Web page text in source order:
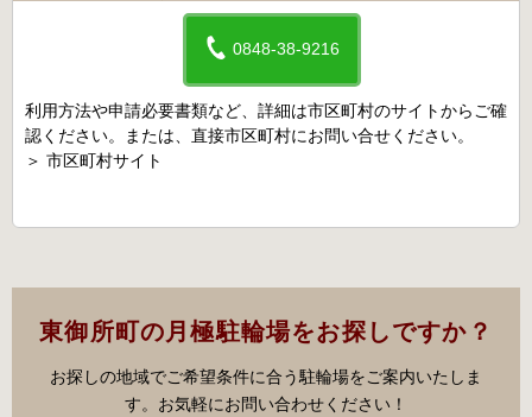
0848-38-9216
利用方法や申請必要書類など、詳細は市区町村のサイトからご確
認ください。または、直接市区町村にお問い合せください。
＞ 市区町村サイト
東御所町の月極駐輪場をお探しですか？
お探しの地域でご希望条件に合う駐輪場をご案内いたしま
す。お気軽にお問い合わせください！